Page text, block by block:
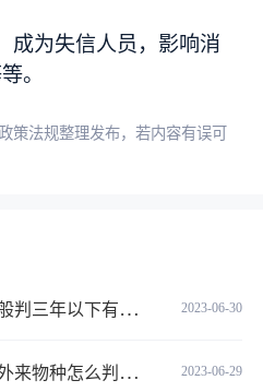
成为失信人员，影响消
。
策法规整理发布，若内容有误可
2023-06-30
以下有期徒刑吗？
2023-06-29
？放生归哪个部门管？